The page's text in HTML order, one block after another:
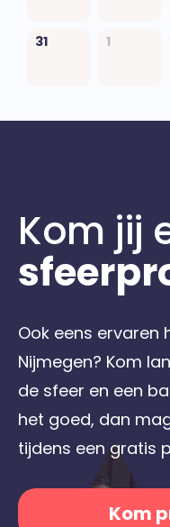
31 1
Kom jij
Ook eens ervaren
Nijmegen? Kom
de sfeer en een
het goed, dan
tijdens een gratis
Kom